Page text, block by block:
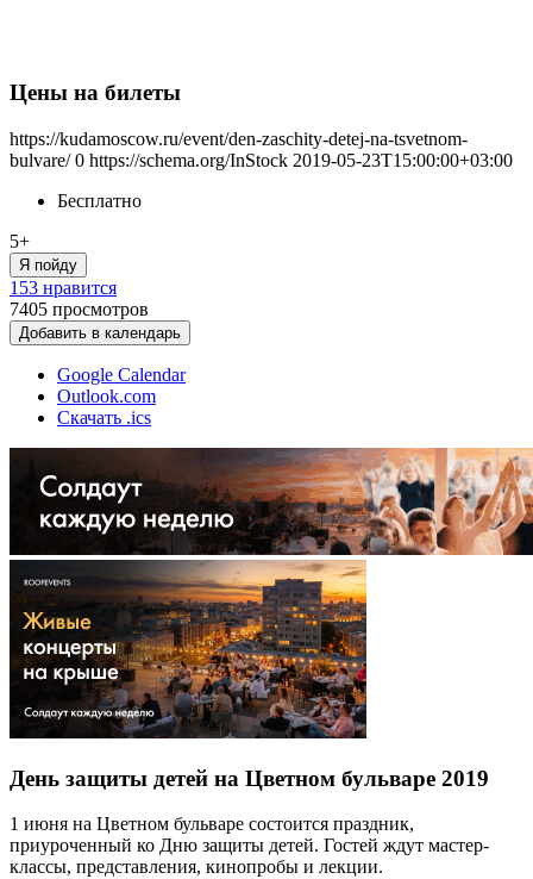
Цены на билеты
https://kudamoscow.ru/event/den-zaschity-detej-na-tsvetnom-
bulvare/ 0 https://schema.org/InStock 2019-05-23T15:00:00+03:00
Бесплатно
5+
Я пойду
153 нравится
7405 просмотров
Добавить в календарь
Google Calendar
Outlook.com
Скачать .ics
День защиты детей на Цветном бульваре 2019
1 июня на Цветном бульваре состоится праздник,
приуроченный ко Дню защиты детей. Гостей ждут мастер-
классы, представления, кинопробы и лекции.